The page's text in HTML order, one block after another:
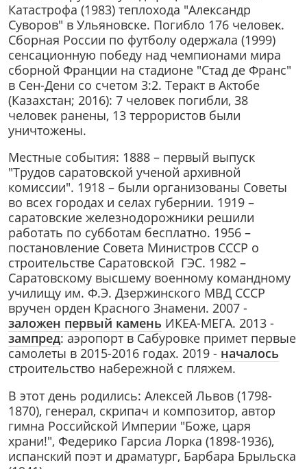
Катастрофа (1983) теплохода "Александр
Суворов" в Ульяновске. Погибло 176 человек.
Сборная России по футболу одержала (1999)
сенсационную победу над чемпионами мира
сборной Франции на стадионе "Стад де Франс"
в Сен-Дени со счетом 3:2. Теракт в Актобе
(Казахстан; 2016): 7 человек погибли, 38
человек ранены, 13 террористов были
уничтожены.
Местные события: 1888 – первый выпуск
"Трудов саратовской ученой архивной
комиссии". 1918 – были организованы Советы
во всех городах и селах губернии. 1919 –
саратовские железнодорожники решили
работать по субботам бесплатно. 1956 –
постановление Совета Министров СССР о
строительстве Саратовской ГЭС. 1982 –
Саратовскому высшему военному командному
училищу им. Ф.Э. Дзержинского МВД СССР
вручен орден Красного Знамени. 2007 -
заложен первый камень ИКЕА-МЕГА. 2013 -
зампред: аэропорт в Сабуровке примет первые
самолеты в 2015-2016 годах. 2019 - началось
строительство набережной с пляжем.
В этот день родились: Алексей Львов (1798-
1870), генерал, скрипач и композитор, автор
гимна Российской Империи "Боже, царя
храни!", Федерико Гарсиа Лорка (1898-1936),
испанский поэт и драматург, Барбара Брыльска